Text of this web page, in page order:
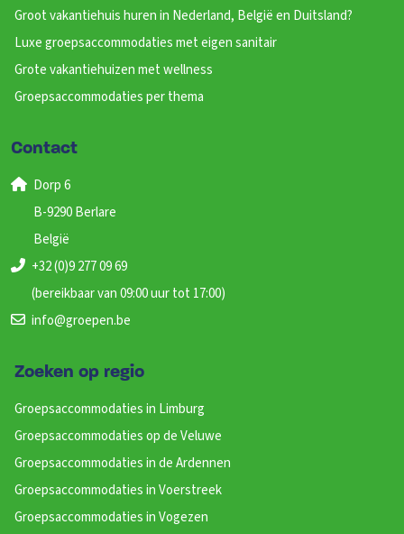
Groot vakantiehuis huren in Nederland, België en Duitsland?
Luxe groepsaccommodaties met eigen sanitair
Grote vakantiehuizen met wellness
Groepsaccommodaties per thema
Contact
Dorp 6
B-9290 Berlare
België
+32 (0)9 277 09 69
(bereikbaar van 09:00 uur tot 17:00)
info@groepen.be
Zoeken op regio
Groepsaccommodaties in Limburg
Groepsaccommodaties op de Veluwe
Groepsaccommodaties in de Ardennen
Groepsaccommodaties in Voerstreek
Groepsaccommodaties in Vogezen